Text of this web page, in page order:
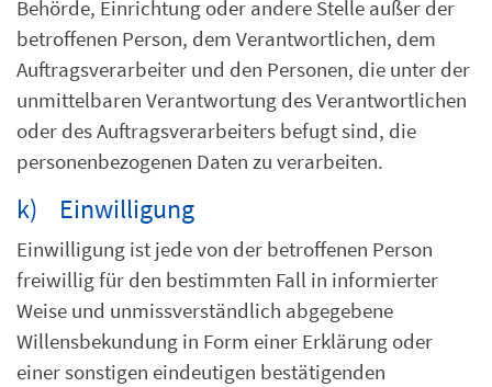
Behörde, Einrichtung oder andere Stelle außer der
betroffenen Person, dem Verantwortlichen, dem
Auftragsverarbeiter und den Personen, die unter der
unmittelbaren Verantwortung des Verantwortlichen
oder des Auftragsverarbeiters befugt sind, die
personenbezogenen Daten zu verarbeiten.
k) Einwilligung
Einwilligung ist jede von der betroffenen Person
freiwillig für den bestimmten Fall in informierter
Weise und unmissverständlich abgegebene
Willensbekundung in Form einer Erklärung oder
einer sonstigen eindeutigen bestätigenden